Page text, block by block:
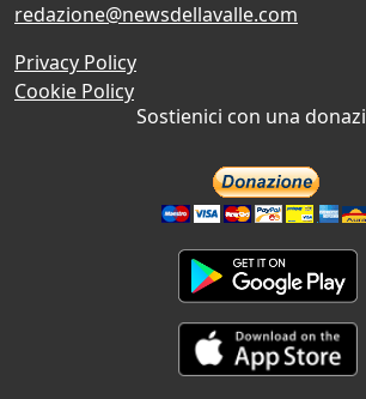
redazione@newsdellavalle.com
Privacy Policy
Cookie Policy
Sostienici con una